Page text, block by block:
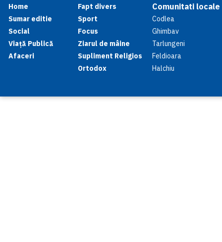
Home
Sumar editie
Social
Viață Publică
Afaceri
Fapt divers
Sport
Focus
Ziarul de mâine
Supliment Religios
Ortodox
Comunitati locale
Codlea
Ghimbav
Tarlungeni
Feldioara
Halchiu